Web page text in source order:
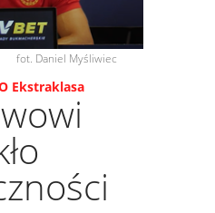
fot. Daniel Myśliwiec
Ekstraklasa